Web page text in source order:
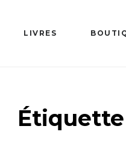
LIVRES
Étiquette